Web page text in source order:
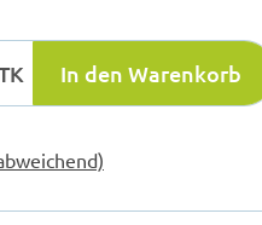
In den Warenkorb